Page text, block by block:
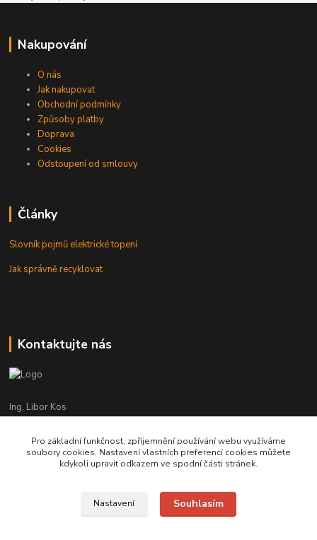
Nakupování
O nás
Jak nakupovat
Obchodní podmínky
Způsoby platby
Doprava
Cookies
Odstoupení od smlouvy
Články
Slovník pojmů elektrické topení
Jak správně recyklovat
Kontaktujte nás
Ing. Libor Kos
+420 601 555 225
(Po-Pá: 8-17:00 hod.)
info@infrasystemy.cz
Pro základní funkčnost, zpříjemnění používání webu využíváme
soubory cookies. Nastavení vlastních preferencí cookies můžete
kdykoli upravit odkazem ve spodní části stránek.
Nastavení Souhlasím